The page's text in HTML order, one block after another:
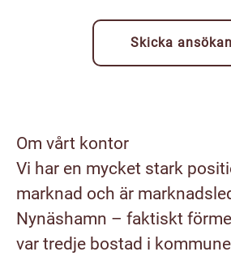
Skicka ansökan
Om vårt kontor
Vi har en mycket stark
marknad och är
Nynäshamn – faktiskt
var tredje bostad i